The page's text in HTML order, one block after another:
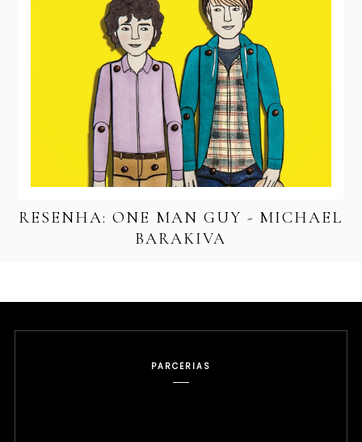
RESENHA: ONE MAN GUY - MICHAEL
BARAKIVA
PARCERIAS